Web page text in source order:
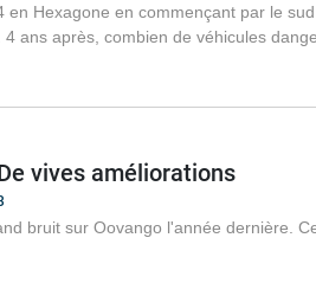
en Hexagone en commençant par le
4 ans après, combien de véhicules
vives améliorations
bruit sur Oovango l'année dernière.